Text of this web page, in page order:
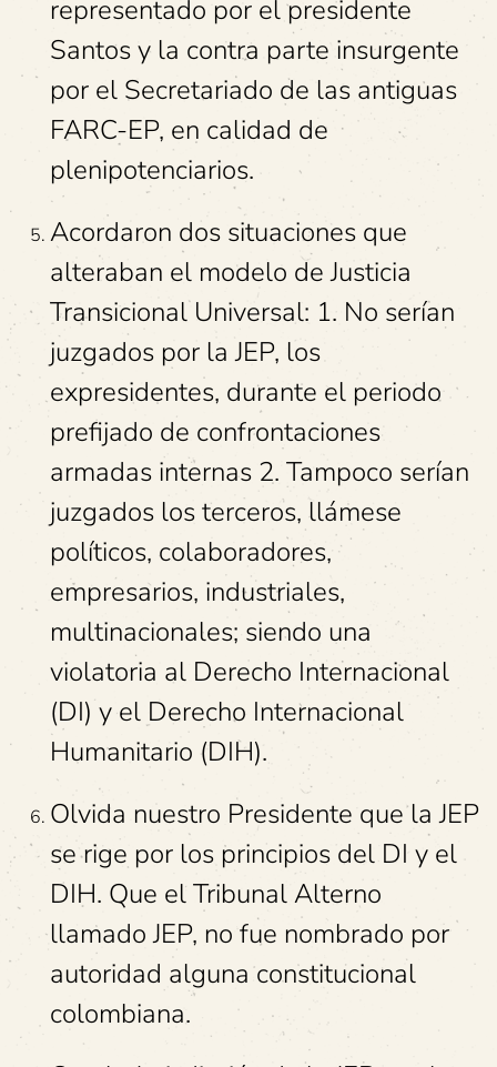
representado por el presidente
Santos y la contra parte insurgente
por el Secretariado de las antiguas
FARC-EP, en calidad de
plenipotenciarios.
Acordaron dos situaciones que
alteraban el modelo de Justicia
Transicional Universal: 1. No serían
juzgados por la JEP, los
expresidentes, durante el periodo
prefijado de confrontaciones
armadas internas 2. Tampoco serían
juzgados los terceros, llámese
políticos, colaboradores,
empresarios, industriales,
multinacionales; siendo una
violatoria al Derecho Internacional
(DI) y el Derecho Internacional
Humanitario (DIH).
Olvida nuestro Presidente que la JEP
se rige por los principios del DI y el
DIH. Que el Tribunal Alterno
llamado JEP, no fue nombrado por
autoridad alguna constitucional
colombiana.